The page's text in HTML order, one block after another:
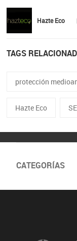
Hazte Eco
TAGS
protección
Hazte Eco
CATEGORÍAS
Biodiversidad